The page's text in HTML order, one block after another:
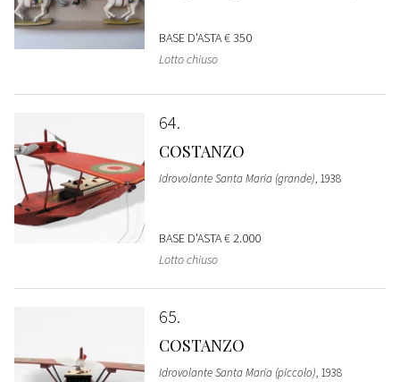
BASE D'ASTA€ 350
Lotto chiuso
64
COSTANZO
Idrovolante Santa Maria (grande), 1938
BASE D'ASTA€ 2.000
Lotto chiuso
65
COSTANZO
Idrovolante Santa Maria (piccolo), 1938